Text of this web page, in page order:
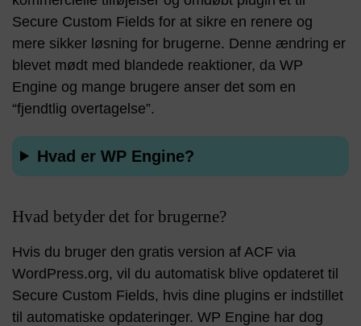
Secure Custom Fields for at sikre en renere og
mere sikker løsning for brugerne. Denne ændring er
blevet mødt med blandede reaktioner, da WP
Engine og mange brugere anser det som en
“fjendtlig overtagelse”​.
Hvad er WP Engine?
Hvad betyder det for brugerne?
Hvis du bruger den gratis version af ACF via
WordPress.org, vil du automatisk blive opdateret til
Secure Custom Fields, hvis dine plugins er indstillet
til automatiske opdateringer. WP Engine har dog